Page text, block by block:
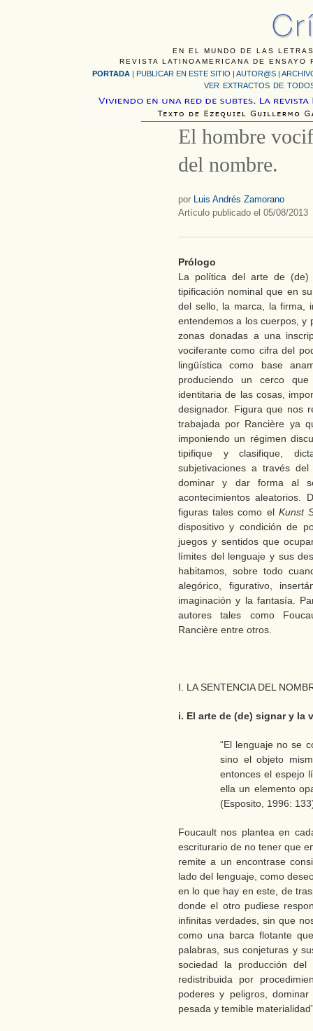
EN EL MUNDO DE LAS
REVISTA LATINOAMERICANA DE
PORTADA | PUBLICAR EN ESTE SITIO | AUTOR@S |
VER EXTRACTOS DE
El hombre
del nombre.
por Luis Andrés Zamorano
Artículo publicado el 05/08/2013
Prólogo
La política del arte de (de)
tipificación nominal que en
del sello, la marca, la firma,
entendemos a los cuerpos, y
zonas donadas a una
vociferante como cifra del
lingüística como base
produciendo un cerco
identitaria de las cosas,
designador. Figura que nos
trabajada por Rancière ya
imponiendo un régimen
tipifique y clasifique,
subjetivaciones a través
dominar y dar forma al
acontecimientos aleatorios.
figuras tales como el Kunst
dispositivo y condición de
juegos y sentidos que
límites del lenguaje y sus
habitamos, sobre todo
alegórico, figurativo,
imaginación y la fantasía.
autores tales como
Rancière entre otros.
I. LA SENTENCIA DEL
i. El arte de (de) signar y la
“El lenguaje no se
sino el objeto
entonces el espejo
ella un elemento
(Esposito, 1996:
Foucault nos plantea en
escriturario de no tener que
remite a un encontrase
lado del lenguaje, como
en lo que hay en este, de
donde el otro pudiese
infinitas verdades, sin que
como una barca flotante
palabras, sus conjeturas y
sociedad la producción del
redistribuida por
poderes y peligros,
pesada y temible